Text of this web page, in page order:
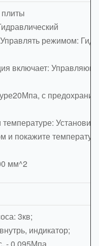
режимом:
включает:
с
и покажите
мм^2
3кв;
индикатор;